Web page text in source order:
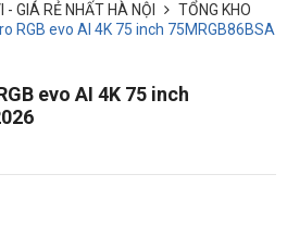
- GIÁ RẺ NHẤT HÀ NỘI
TỔNG KHO
RGB evo AI 4K 75 inch 75MRGB86BSA
evo AI 4K 75 inch